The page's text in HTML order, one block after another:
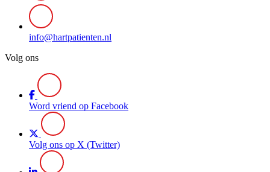
info@hartpatienten.nl
Volg ons
Word vriend op Facebook
Volg ons op X (Twitter)